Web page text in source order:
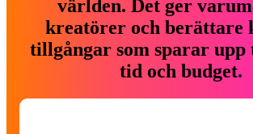
världen. Det ger
kreatörer och berättare
tillgångar som sparar
tid och budget.